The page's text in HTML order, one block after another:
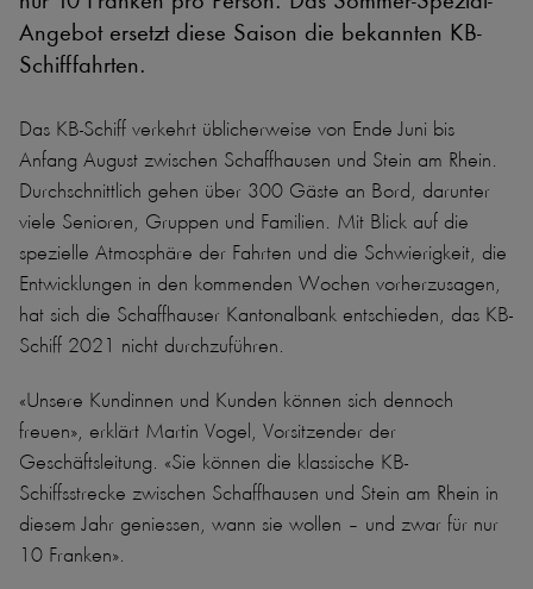
Angebot ersetzt diese Saison die bekannten KB-
Schifffahrten.
Das KB-Schiff verkehrt üblicherweise von Ende Juni bis
Anfang August zwischen Schaffhausen und Stein am Rhein.
Durchschnittlich gehen über 300 Gäste an Bord, darunter
viele Senioren, Gruppen und Familien. Mit Blick auf die
spezielle Atmosphäre der Fahrten und die Schwierigkeit, die
Entwicklungen in den kommenden Wochen vorherzusagen,
hat sich die Schaffhauser Kantonalbank entschieden, das KB-
Schiff 2021 nicht durchzuführen.
«Unsere Kundinnen und Kunden können sich dennoch
freuen», erklärt Martin Vogel, Vorsitzender der
Geschäftsleitung. «Sie können die klassische KB-
Schiffsstrecke zwischen Schaffhausen und Stein am Rhein in
diesem Jahr geniessen, wann sie wollen – und zwar für nur
10 Franken».